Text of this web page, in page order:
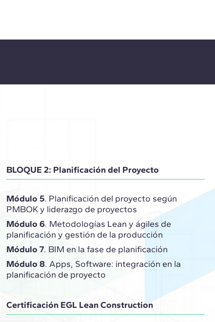
BLOQUE 2: Planificación del Proyecto
Módulo 5. Planificación del proyecto según
PMBOK y liderazgo de proyectos
Módulo 6. Metodologías Lean y ágiles de
planificación y gestión de la producción
Módulo 7. BIM en la fase de planificación
Módulo 8. Apps, Software: integración en la
planificación de proyecto
Certificación EGL Lean Construction